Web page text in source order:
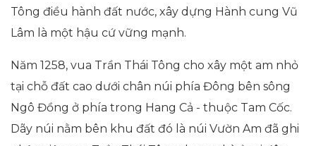
Tông điều hành đất nước, xây dựng Hành cung Vũ
Lâm là một hậu cứ vững mạnh.
Năm 1258, vua Trần Thái Tông cho xây một am nhỏ
tại chỗ đất cao dưới chân núi phía Đông bên sông
Ngô Đồng ở phía trong Hang Cả - thuộc Tam Cốc.
Dãy núi nằm bên khu đất đó là núi Vườn Am đã ghi